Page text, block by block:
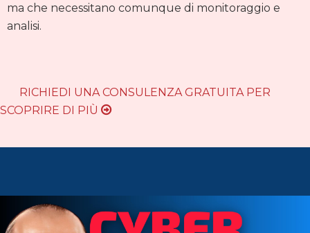
ma che necessitano comunque di monitoraggio e
analisi.
RICHIEDI UNA CONSULENZA GRATUITA PER
SCOPRIRE DI PIÙ